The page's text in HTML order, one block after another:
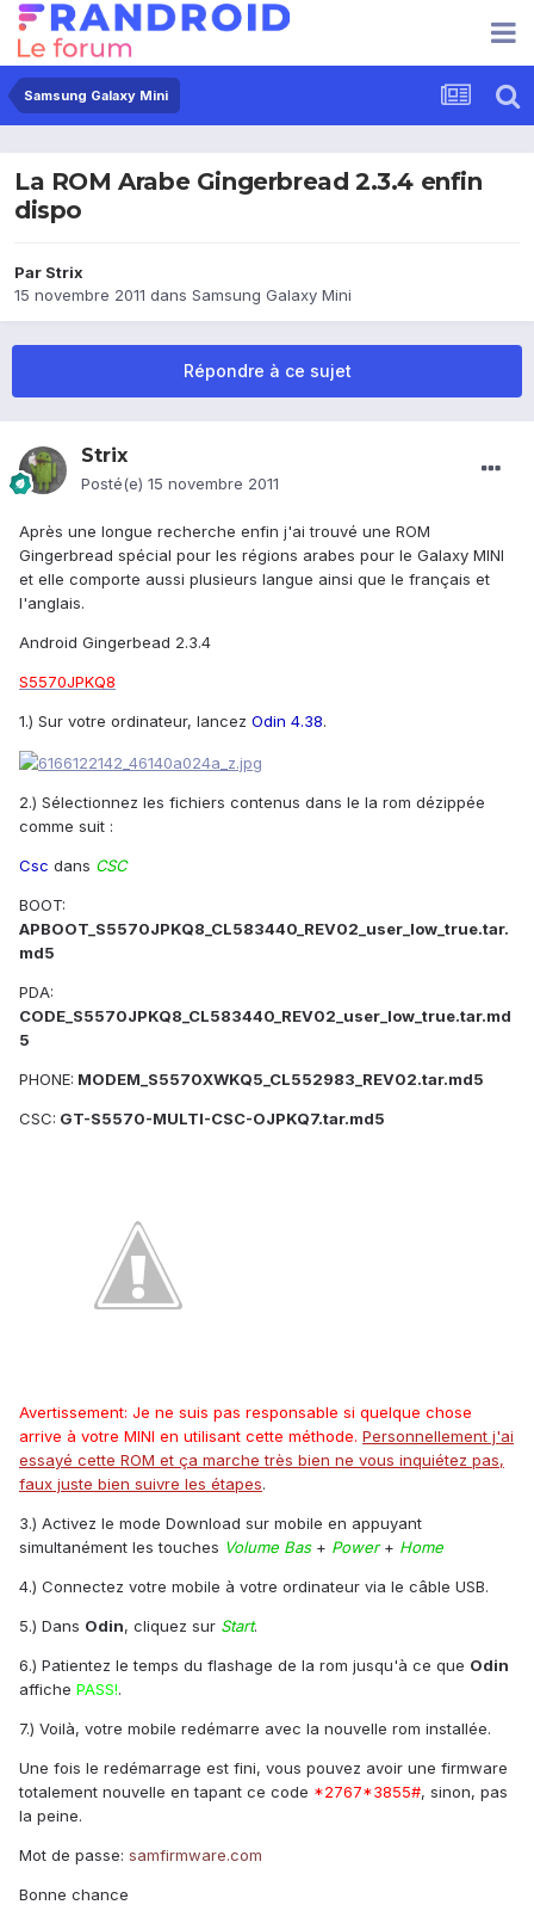
Samsung Galaxy Mini
La ROM Arabe Gingerbread 2.3.4 enfin
dispo
Par Strix
15 novembre 2011 dans Samsung Galaxy Mini
Répondre à ce sujet
Strix
Posté(e) 15 novembre 2011
Après une longue recherche enfin j'ai trouvé une ROM
Gingerbread spécial pour les régions arabes pour le Galaxy MINI
et elle comporte aussi plusieurs langue ainsi que le français et
l'anglais.
Android Gingerbead 2.3.4
S5570JPKQ8
1.) Sur votre ordinateur, lancez Odin 4.38.
2.) Sélectionnez les fichiers contenus dans le la rom dézippée
comme suit :
Csc dans CSC
BOOT:
APBOOT_S5570JPKQ8_CL583440_REV02_user_low_true.tar.
md5
PDA:
CODE_S5570JPKQ8_CL583440_REV02_user_low_true.tar.md
5
PHONE: MODEM_S5570XWKQ5_CL552983_REV02.tar.md5
CSC: GT-S5570-MULTI-CSC-OJPKQ7.tar.md5
Avertissement: Je ne suis pas responsable si quelque chose
arrive à votre MINI en utilisant cette méthode. Personnellement j'ai
essayé cette ROM et ça marche très bien ne vous inquiétez pas,
faux juste bien suivre les étapes.
3.) Activez le mode Download sur mobile en appuyant
simultanément les touches Volume Bas+ Power+ Home
4.) Connectez votre mobile à votre ordinateur via le câble USB.
5.) Dans Odin, cliquez sur Start.
6.) Patientez le temps du flashage de la rom jusqu'à ce que Odin
affiche PASS!.
7.) Voilà, votre mobile redémarre avec la nouvelle rom installée.
Une fois le redémarrage est fini, vous pouvez avoir une firmware
totalement nouvelle en tapant ce code *2767*3855#, sinon, pas
la peine.
Mot de passe: samfirmware.com
Bonne chance